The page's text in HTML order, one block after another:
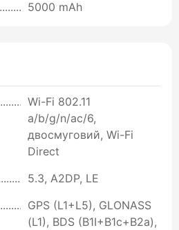
5000 mAh
Wi-Fi 802.11
a/b/g/n/ac/6,
двосмуговий, Wi-Fi
Direct
5.3, A2DP, LE
GPS (L1+L5), GLONASS
(L1), BDS (B1I+B1c+B2a),